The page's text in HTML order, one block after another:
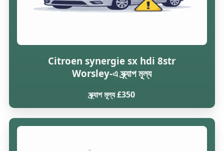
Citroen synergie sx hdi 8str
Worsley-এ স্ক্র্যাপ মূল্য
স্ক্র্যাপ মূল্য £350